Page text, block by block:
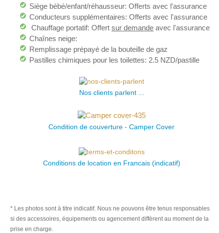
Siège bébé/enfant/réhausseur: Offerts avec l'assurance
Conducteurs supplémentaires: Offerts avec l'assurance
Chauffage portatif: Offert sur demande avec l'assurance
Chaînes neige:
Remplissage prépayé de la bouteille de gaz
Pastilles chimiques pour les toilettes: 2.5 NZD/pastille
Nos clients parlent ...
Condition de couverture - Camper Cover
Conditions de location en Francais (indicatif)
* Les photos sont à titre indicatif. Nous ne pouvons être tenus responsables
si des accessoires, équipements ou agencement diffèrent au moment de la
prise en charge.